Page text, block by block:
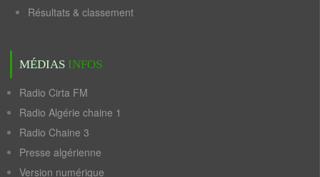
Résultats & classement
MÉDIAS INFOS
Radio Cirta FM
Radio Algérie chaine 1
Radio Chaine 3
Presse algérienne
Version numérique